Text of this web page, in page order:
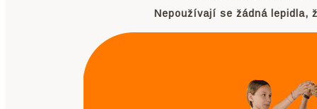
Nepoužívají se žádná lepidla,